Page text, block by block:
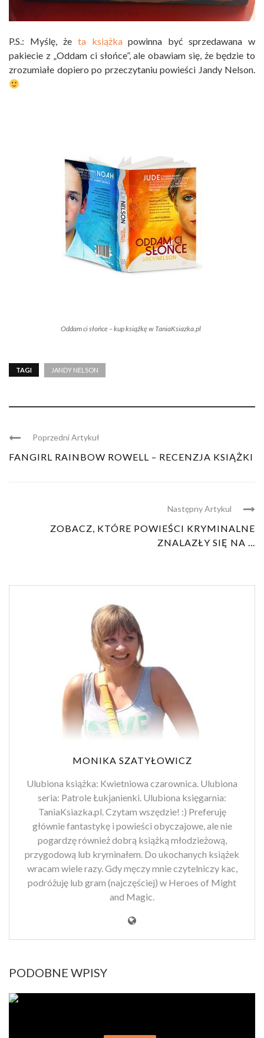
P.S.: Myślę, że ta książkapowinna być sprzedawana w
pakiecie z „Oddam ci słońce”, ale obawiam się, że będzie to
zrozumiałe dopiero po przeczytaniu powieści Jandy Nelson.
Oddam ci słońce – kup książkę w TaniaKsiazka.pl
TAGI JANDY NELSON
Poprzedni Artykuł
FANGIRL RAINBOW ROWELL – RECENZJA KSIĄŻKI
Następny Artykul
ZOBACZ, KTÓRE POWIEŚCI KRYMINALNE
ZNALAZŁY SIĘ NA ...
MONIKA SZATYŁOWICZ
Ulubiona książka: Kwietniowa czarownica. Ulubiona
seria: Patrole Łukjanienki. Ulubiona księgarnia:
TaniaKsiazka.pl. Czytam wszędzie! :) Preferuję
głównie fantastykę i powieści obyczajowe, ale nie
pogardzę również dobrą książką młodzieżową,
przygodową lub kryminałem. Do ukochanych książek
wracam wiele razy. Gdy męczy mnie czytelniczy kac,
podróżuję lub gram (najczęściej) w Heroes of Might
and Magic.
PODOBNE WPISY